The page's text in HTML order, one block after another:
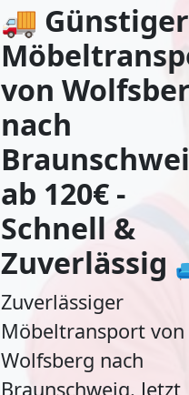
🚚 Günstiger
von
nach
ab 120€ -
Schnell &
Zuverlässig
Zuverlässiger
Möbeltransport von
Wolfsberg nach
Braunschweig. Jetzt